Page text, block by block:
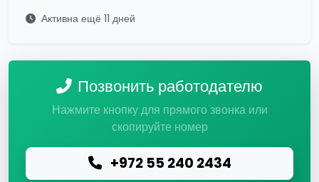
Активна ещё 11 дней
Позвонить работодателю
Нажмите кнопку для прямого звонка или
скопируйте номер
+972 55 240 2434